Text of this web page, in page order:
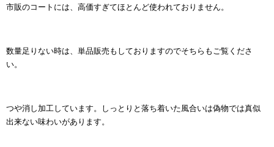
市販のコートには、高価すぎてほとんど使われておりません。
数量足りない時は、単品販売もしておりますのでそちらもご覧くださ
い。
つや消し加工しています。しっとりと落ち着いた風合いは偽物では真似
出来ない味わいがあります。